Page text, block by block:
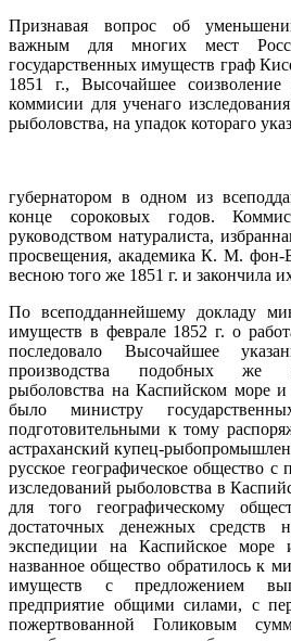
Признавая вопрос об
важным для многих мест
государственных имуществ граф
1851 г., Высочайшее соизволение
коммисии для ученаго
рыболовства, на упадок котораго
губернатором в одном из
конце сороковых годов.
руководством натуралиста,
просвещения, академика К. М. фон-
весною того же 1851 г. и закончила
По всеподданнейшему докладу
имуществ в феврале 1852 г. о
последовало Высочайшее
производства подобных же
рыболовства на Каспийском море
было министру
подготовительными к тому
астраханский купец-
русское географическое общество с
изследований рыболовства в
для того географическому
достаточных денежных средств
экспедиции на Каспийское море
названное общество обратилось к
имуществ с предложением
предприятие общими силами, с
пожертвованной Голиковым